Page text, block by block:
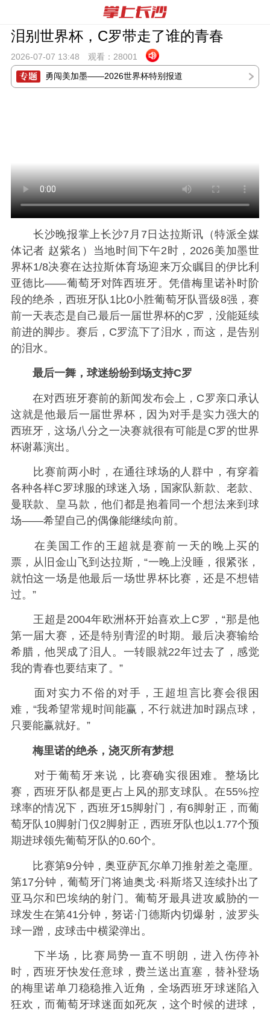
泪别世界杯，C罗带走了谁的青春
2026-07-07 13:48 观看： 28001
勇闯美加墨——2026世界杯特别报道
长沙晚报掌上长沙7月7日达拉斯讯（特派全媒
体记者 赵紫名）当地时间下午2时，2026美加墨世
界杯1/8决赛在达拉斯体育场迎来万众瞩目的伊比利
亚德比——葡萄牙对阵西班牙。凭借梅里诺补时阶
段的绝杀，西班牙队1比0小胜葡萄牙队晋级8强，赛
前一天表态是自己最后一届世界杯的C罗，没能延续
前进的脚步。赛后，C罗流下了泪水，而这，是告别
的泪水。
最后一舞，球迷纷纷到场支持C罗
在对西班牙赛前的新闻发布会上，C罗亲口承认
这就是他最后一届世界杯，因为对手是实力强大的
西班牙，这场八分之一决赛就很有可能是C罗的世界
杯谢幕演出。
比赛前两小时，在通往球场的人群中，有穿着
各种各样C罗球服的球迷入场，国家队新款、老款、
曼联款、皇马款，他们都是抱着同一个想法来到球
场——希望自己的偶像能继续向前。
在美国工作的王超就是赛前一天的晚上买的
票，从旧金山飞到达拉斯，“一晚上没睡，很紧张，
就怕这一场是他最后一场世界杯比赛，还是不想错
过。”
王超是2004年欧洲杯开始喜欢上C罗，“那是他
第一届大赛，还是特别青涩的时期。最后决赛输给
希腊，他哭成了泪人。一转眼就22年过去了，感觉
我的青春也要结束了。”
面对实力不俗的对手，王超坦言比赛会很困
难，“我希望常规时间能赢，不行就进加时踢点球，
只要能赢就好。”
梅里诺的绝杀，浇灭所有梦想
对于葡萄牙来说，比赛确实很困难。整场比
赛，西班牙队都是更占上风的那支球队。在55%控
球率的情况下，西班牙15脚射门，有6脚射正，而葡
萄牙队10脚射门仅2脚射正，西班牙队也以1.77个预
期进球领先葡萄牙队的0.60个。
比赛第9分钟，奥亚萨瓦尔单刀推射差之毫厘。
第17分钟，葡萄牙门将迪奥戈·科斯塔又连续扑出了
亚马尔和巴埃纳的射门。葡萄牙最具进攻威胁的一
球发生在第41分钟，努诺·门德斯内切爆射，波罗头
球一蹭，皮球击中横梁弹出。
下半场，比赛局势一直不明朗，进入伤停补
时，西班牙快发任意球，费兰送出直塞，替补登场
的梅里诺单刀稳稳推入近角，全场西班牙球迷陷入
狂欢，而葡萄牙球迷面如死灰，这个时候的进球，